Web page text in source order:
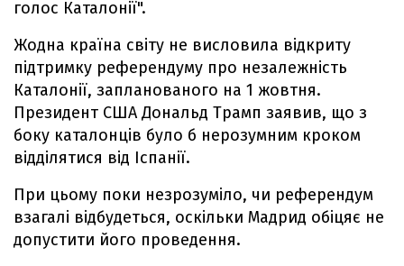
голос Каталонії".
Жодна країна світу не висловила відкриту
підтримку референдуму про незалежність
Каталонії, запланованого на 1 жовтня.
Президент США Дональд Трамп заявив, що з
боку каталонців було б нерозумним кроком
відділятися від Іспанії.
При цьому поки незрозуміло, чи референдум
взагалі відбудеться, оскільки Мадрид обіцяє не
допустити його проведення.